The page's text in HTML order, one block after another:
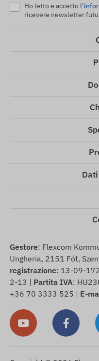
Ho letto e accetto l’
ricevere newsletter
Gestore: Flexcom
Ungheria, 2151 Fót,
registrazione: 13-09-
2-13 | Partita IVA:
+36 70 3333 525 | E-